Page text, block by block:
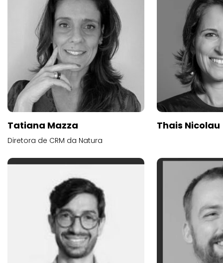
Tatiana Mazza
Diretora de CRM da Natura
Thais Nicolau